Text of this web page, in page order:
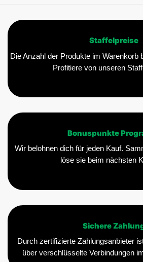
Staffelpreise
Die Anzahl der Produkte im Warenkorb
Profitiere von unseren
Bonuspunkte
Wir belohnen dich für jeden Kauf.
löse sie beim nächsten
Sichere
Durch zertifizierte Zahlungsanbieter
über verschlüsselte Verbindungen